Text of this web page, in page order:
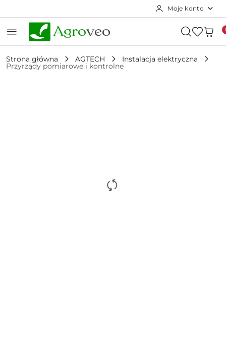
Moje konto
Strona główna AGTECH Instalacja elektryczna
Przyrządy pomiarowe i kontrolne